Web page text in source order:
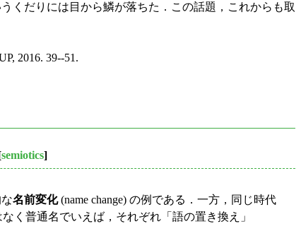
くだりには目から鱗が落ちた．この話題，これからも取
2016. 39--51.
semiotics]
名前変化(name change) の例である．一方，同じ時代
く普通名でいえば，それぞれ「語の置き換え」